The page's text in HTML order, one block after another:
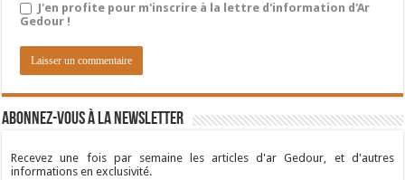
J'en profite pour m'inscrire à la lettre d'information d'Ar
Gedour !
Abonnez-vous à la newsletter
Recevez une fois par semaine les articles d'ar Gedour, et d'autres
informations en exclusivité.